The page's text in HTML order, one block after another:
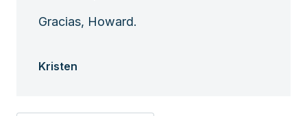
Gracias, Howard.
Kristen